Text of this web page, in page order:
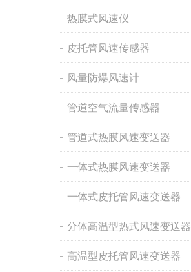
热膜式风速仪
皮托管风速传感器
风量防爆风速计
管道空气流量传感器
管道式热膜风速变送器
一体式热膜风速变送器
一体式皮托管风速变送器
分体高温型热式风速变送器
高温型皮托管风速变送器